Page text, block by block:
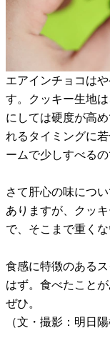
エアインチョコは
す。クッキー生地
にしては硬度が高
れるタイミングに
ームで少しすべる
さて肝心の味につ
ありますが、クッ
で、そこまで重く
食感に特徴のある
はず。食べたこと
ぜひ。
（文・撮影：明日